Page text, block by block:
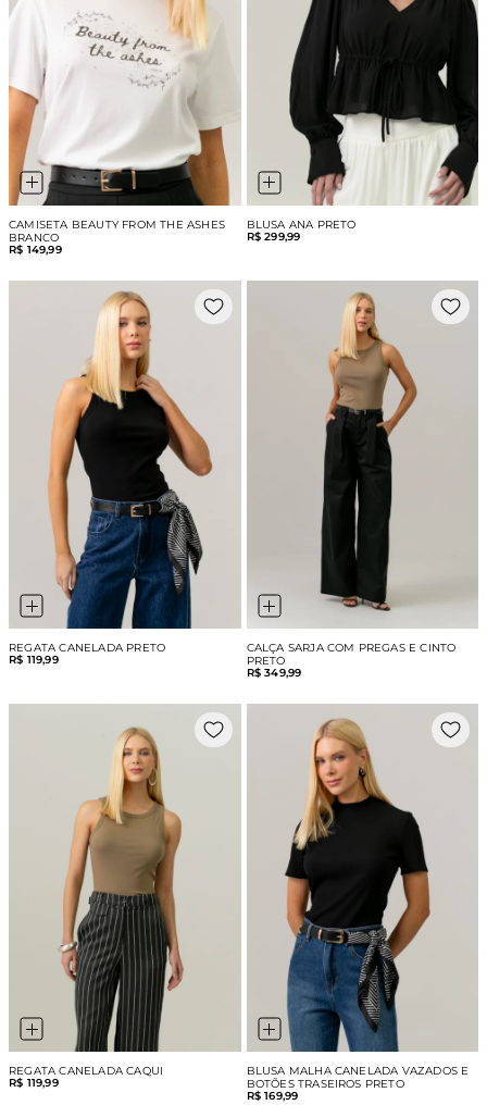
CAMISETA BEAUTY FROM THE ASHES
BRANCO
R$ 149,99
BLUSA ANA PRETO
R$ 299,99
REGATA CANELADA PRETO
R$ 119,99
CALÇA SARJA COM PREGAS E CINTO
PRETO
R$ 349,99
REGATA CANELADA CAQUI
R$ 119,99
BLUSA MALHA CANELADA VAZADOS E
BOTÕES TRASEIROS PRETO
R$ 169,99